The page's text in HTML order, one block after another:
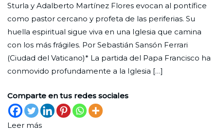
Nueva
de
abril
de
2025
categoría
Sturla y Adalberto Martínez Flores evocan al pontífice
como pastor cercano y profeta de las periferias. Su
huella espiritual sigue viva en una Iglesia que camina
con los más frágiles. Por Sebastián Sansón Ferrari
(Ciudad del Vaticano)* La partida del Papa Francisco ha
conmovido profundamente a la Iglesia […]
Comparte en tus redes sociales
Leer más